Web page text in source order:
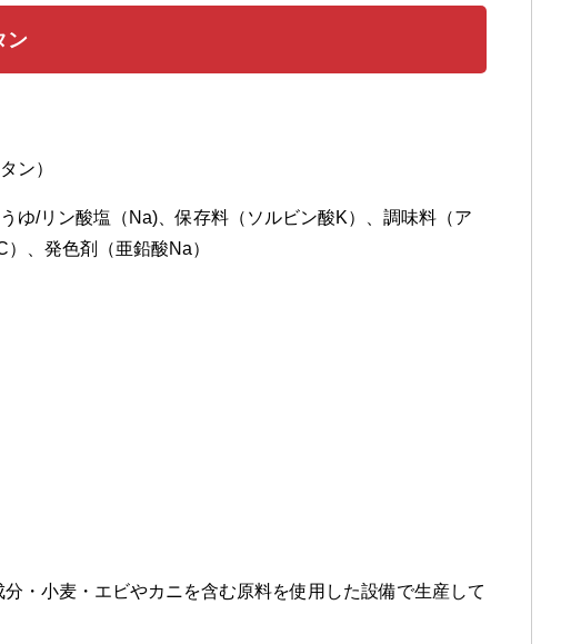
ン
ン）
ゆ/リン酸塩（Na)、保存料（ソルビン酸K）、調味料（ア
、発色剤（亜鉛酸Na）
・小麦・エビやカニを含む原料を使用した設備で生産して